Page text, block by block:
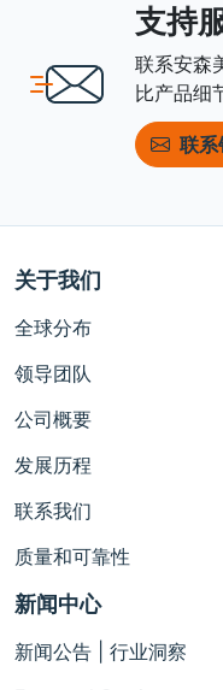
支持
联系安森
比产品细
联系
关于我们
全球分布
领导团队
公司概要
发展历程
联系我们
质量和可靠性
新闻中心
新闻公告 | 行业洞察